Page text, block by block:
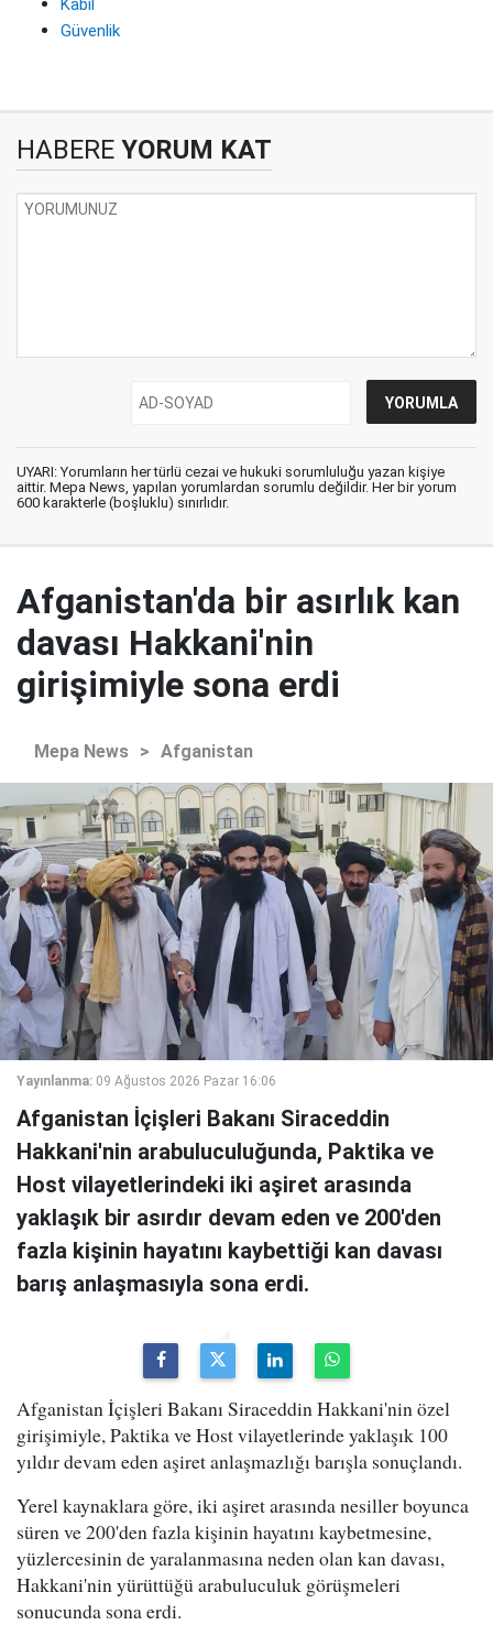
Kabil
Güvenlik
HABERE YORUM KAT
UYARI: Yorumların her türlü cezai ve hukuki sorumluluğu yazan kişiye
aittir. Mepa News, yapılan yorumlardan sorumlu değildir. Her bir yorum
600 karakterle (boşluklu) sınırlıdır.
Afganistan'da bir asırlık kan
davası Hakkani'nin
girişimiyle sona erdi
Mepa News > Afganistan
Yayınlanma: 09 Ağustos 2026 Pazar 16:06
Afganistan İçişleri Bakanı Siraceddin
Hakkani'nin arabuluculuğunda, Paktika ve
Host vilayetlerindeki iki aşiret arasında
yaklaşık bir asırdır devam eden ve 200'den
fazla kişinin hayatını kaybettiği kan davası
barış anlaşmasıyla sona erdi.
Afganistan İçişleri Bakanı Siraceddin Hakkani'nin özel
girişimiyle, Paktika ve Host vilayetlerinde yaklaşık 100
yıldır devam eden aşiret anlaşmazlığı barışla sonuçlandı.
Yerel kaynaklara göre, iki aşiret arasında nesiller boyunca
süren ve 200'den fazla kişinin hayatını kaybetmesine,
yüzlercesinin de yaralanmasına neden olan kan davası,
Hakkani'nin yürüttüğü arabuluculuk görüşmeleri
sonucunda sona erdi.